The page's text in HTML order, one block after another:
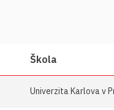
Škola
Univerzita Karlova v